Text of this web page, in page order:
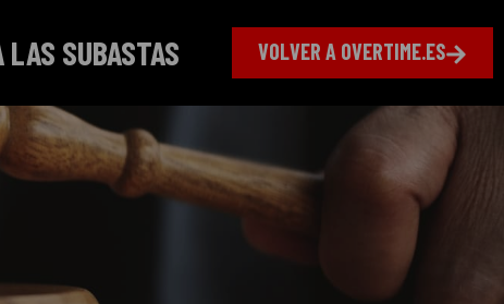
SUBASTAS VOLVER A OVERTIME.ES